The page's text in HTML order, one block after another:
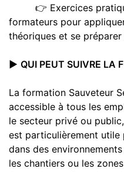
👉 Exercices
formateurs pour
théoriques et se
▶️ QUI PEUT SUIVRE LA
La formation Sauveteur
accessible à tous les
le secteur privé ou
est particulièrement
dans des
les chantiers ou les